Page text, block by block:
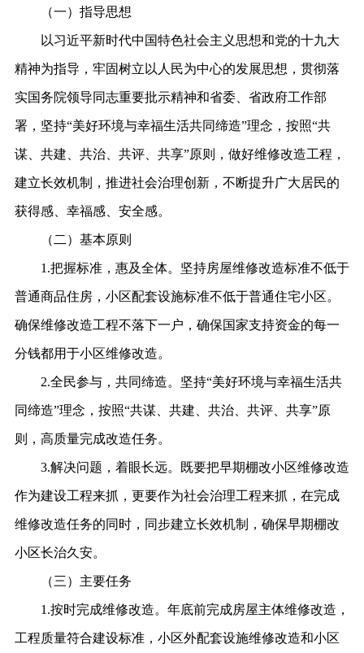
（一）指导思想
以习近平新时代中国特色社会主义思想和党的十九大
精神为指导，牢固树立以人民为中心的发展思想，贯彻落
实国务院领导同志重要批示精神和省委、省政府工作部
署，坚持“美好环境与幸福生活共同缔造”理念，按照“共
谋、共建、共治、共评、共享”原则，做好维修改造工程，
建立长效机制，推进社会治理创新，不断提升广大居民的
获得感、幸福感、安全感。
（二）基本原则
1.把握标准，惠及全体。坚持房屋维修改造标准不低于
普通商品住房，小区配套设施标准不低于普通住宅小区。
确保维修改造工程不落下一户，确保国家支持资金的每一
分钱都用于小区维修改造。
2.全民参与，共同缔造。坚持“美好环境与幸福生活共
同缔造”理念，按照“共谋、共建、共治、共评、共享”原
则，高质量完成改造任务。
3.解决问题，着眼长远。既要把早期棚改小区维修改造
作为建设工程来抓，更要作为社会治理工程来抓，在完成
维修改造任务的同时，同步建立长效机制，确保早期棚改
小区长治久安。
（三）主要任务
1.按时完成维修改造。年底前完成房屋主体维修改造，
工程质量符合建设标准，小区外配套设施维修改造和小区